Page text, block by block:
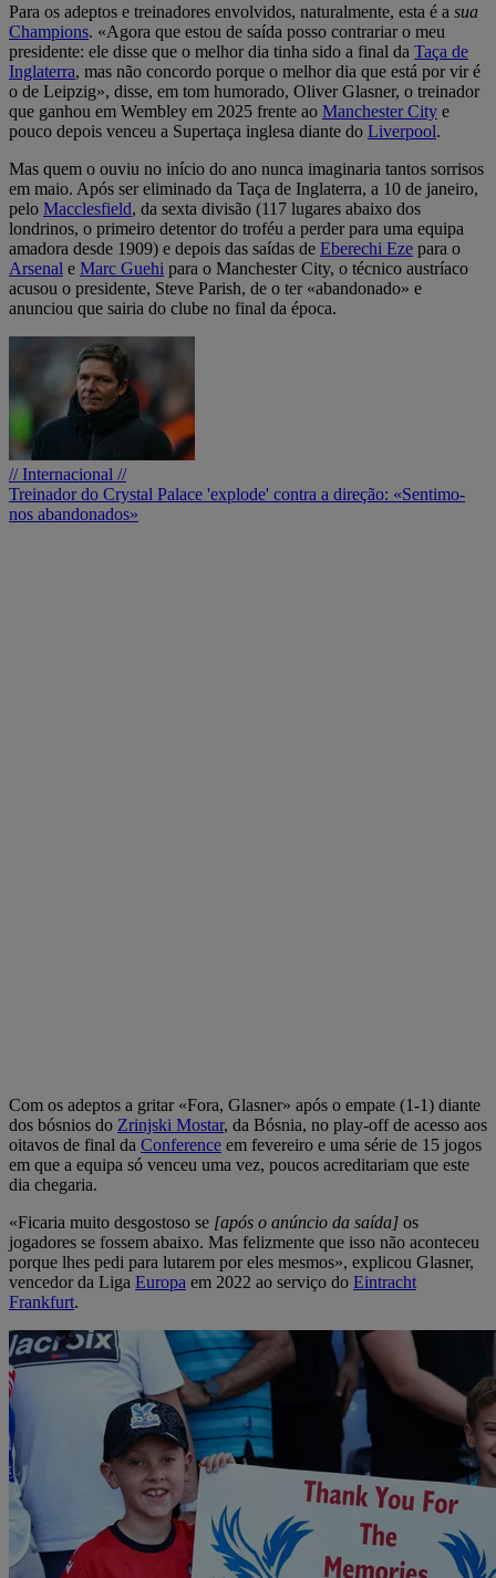
Para os adeptos e treinadores envolvidos, naturalmente, esta é a sua
Champions. «Agora que estou de saída posso contrariar o meu
presidente: ele disse que o melhor dia tinha sido a final da Taça de
Inglaterra, mas não concordo porque o melhor dia que está por vir é
o de Leipzig», disse, em tom humorado, Oliver Glasner, o treinador
que ganhou em Wembley em 2025 frente ao Manchester City e
pouco depois venceu a Supertaça inglesa diante do Liverpool.
Mas quem o ouviu no início do ano nunca imaginaria tantos sorrisos
em maio. Após ser eliminado da Taça de Inglaterra, a 10 de janeiro,
pelo Macclesfield, da sexta divisão (117 lugares abaixo dos
londrinos, o primeiro detentor do troféu a perder para uma equipa
amadora desde 1909) e depois das saídas de Eberechi Eze para o
Arsenal e Marc Guehi para o Manchester City, o técnico austríaco
acusou o presidente, Steve Parish, de o ter «abandonado» e
anunciou que sairia do clube no final da época.
// Internacional //
Treinador do Crystal Palace 'explode' contra a direção: «Sentimo-
nos abandonados»
Com os adeptos a gritar «Fora, Glasner» após o empate (1-1) diante
dos bósnios do Zrinjski Mostar, da Bósnia, no play-off de acesso aos
oitavos de final da Conference em fevereiro e uma série de 15 jogos
em que a equipa só venceu uma vez, poucos acreditariam que este
dia chegaria.
«Ficaria muito desgostoso se [após o anúncio da saída] os
jogadores se fossem abaixo. Mas felizmente que isso não aconteceu
porque lhes pedi para lutarem por eles mesmos», explicou Glasner,
vencedor da Liga Europa em 2022 ao serviço do Eintracht
Frankfurt.